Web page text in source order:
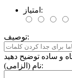
امتیاز:
توصیف:
نام (الزامی):